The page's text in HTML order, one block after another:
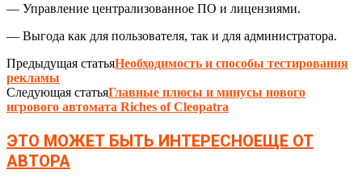
— Управление централизованное ПО и лицензиями.
— Выгода как для пользователя, так и для администратора.
Предыдущая статьяНеобходимость и способы тестирования
рекламы
Следующая статьяГлавные плюсы и минусы нового
игрового автомата Riches of Cleopatra
ЭТО МОЖЕТ БЫТЬ ИНТЕРЕСНОЕЩЕ ОТ
АВТОРА